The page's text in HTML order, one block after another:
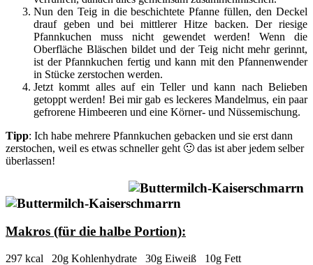
Nun den Teig in die beschichtete Pfanne füllen, den Deckel
drauf geben und bei mittlerer Hitze backen. Der riesige
Pfannkuchen muss nicht gewendet werden! Wenn die
Oberfläche Bläschen bildet und der Teig nicht mehr gerinnt,
ist der Pfannkuchen fertig und kann mit den Pfannenwender
in Stücke zerstochen werden.
Jetzt kommt alles auf ein Teller und kann nach Belieben
getoppt werden! Bei mir gab es leckeres Mandelmus, ein paar
gefrorene Himbeeren und eine Körner- und Nüssemischung.
Tipp: Ich habe mehrere Pfannkuchen gebacken und sie erst dann
zerstochen, weil es etwas schneller geht 🙂 das ist aber jedem selber
überlassen!
Makros (für die halbe Portion):
297 kcal 20g Kohlenhydrate 30g Eiweiß 10g Fett